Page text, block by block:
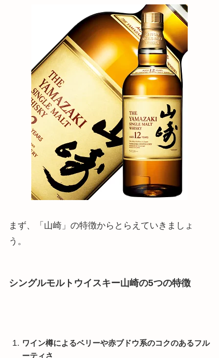
まず、「山崎」の特徴からとらえていきましょ
う。
シングルモルトウイスキー山崎の5つの特徴
ワイン樽によるベリーや赤ブドウ系のコクのあるフル
ーティさ